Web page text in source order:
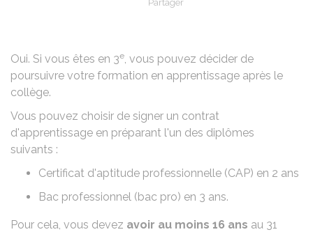
Partager
Oui. Si vous êtes en 3e, vous pouvez décider de
poursuivre votre formation en apprentissage après le
collège.
Vous pouvez choisir de signer un contrat
d'apprentissage en préparant l'un des diplômes
suivants :
Certificat d'aptitude professionnelle (CAP) en 2 ans
Bac professionnel (bac pro) en 3 ans.
Pour cela, vous devez avoir au moins 16 ans au 31